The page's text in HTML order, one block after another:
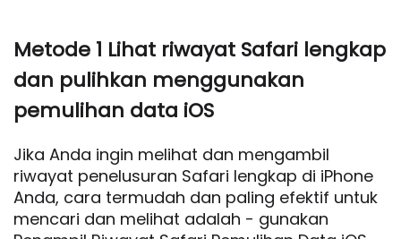
Metode 1 Lihat riwayat Safari lengkap
dan pulihkan menggunakan
pemulihan data iOS
Jika Anda ingin melihat dan mengambil
riwayat penelusuran Safari lengkap di iPhone
Anda, cara termudah dan paling efektif untuk
mencari dan melihat adalah - gunakan